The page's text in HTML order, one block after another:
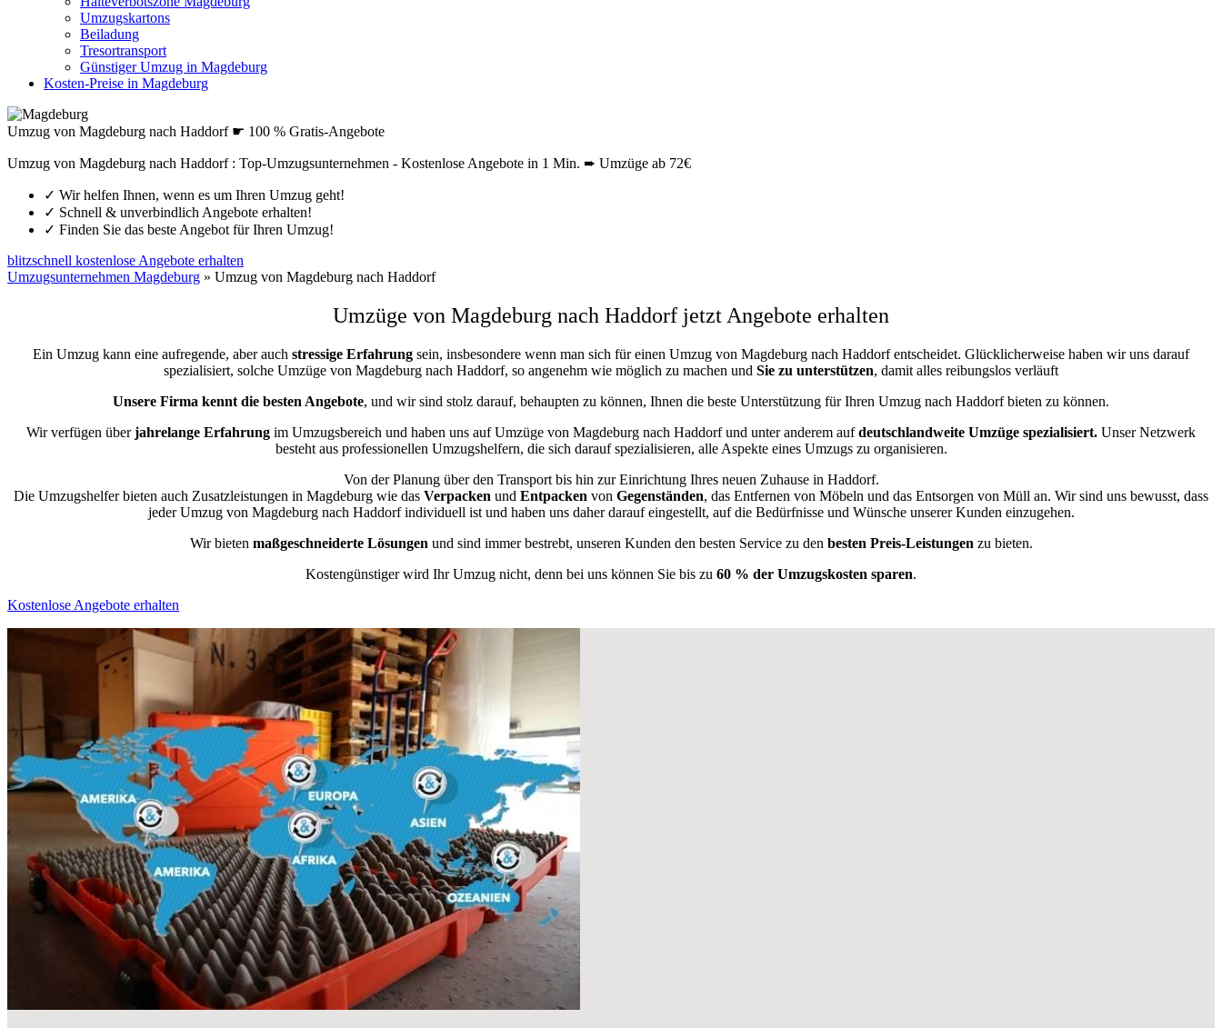
Umzugskartons
Beiladung
Tresortransport
Günstiger Umzug in Magdeburg
Kosten-Preise in Magdeburg
Umzug von Magdeburg nach Haddorf ☛ 100 % Gratis-Angebote
Umzug von Magdeburg nach Haddorf : Top-Umzugsunternehmen - Kostenlose Angebote in 1 Min. ➨ Umzüge ab 72€
✓ Wir helfen Ihnen, wenn es um Ihren Umzug geht!
✓ Schnell & unverbindlich Angebote erhalten!
✓ Finden Sie das beste Angebot für Ihren Umzug!
blitzschnell kostenlose Angebote erhalten
Umzugsunternehmen Magdeburg » Umzug von Magdeburg nach Haddorf
Umzüge von Magdeburg nach Haddorf jetzt Angebote erhalten
Ein Umzug kann eine aufregende, aber auch stressige Erfahrung sein, insbesondere wenn man sich für einen Umzug von Magdeburg nach Haddorf entscheidet. Glücklicherweise haben wir uns darauf
spezialisiert, solche Umzüge von Magdeburg nach Haddorf, so angenehm wie möglich zu machen und Sie zu unterstützen, damit alles reibungslos verläuft
Unsere Firma kennt die besten Angebote, und wir sind stolz darauf, behaupten zu können, Ihnen die beste Unterstützung für Ihren Umzug nach Haddorf bieten zu können.
Wir verfügen überjahrelange Erfahrung im Umzugsbereich und haben uns auf Umzüge von Magdeburg nach Haddorf und unter anderem aufdeutschlandweite Umzüge spezialisiert. Unser Netzwerk
besteht aus professionellen Umzugshelfern, die sich darauf spezialisieren, alle Aspekte eines Umzugs zu organisieren.
Von der Planung über den Transport bis hin zur Einrichtung Ihres neuen Zuhause in Haddorf.
Die Umzugshelfer bieten auch Zusatzleistungen in Magdeburg wie das Verpacken und Entpacken von Gegenständen, das Entfernen von Möbeln und das Entsorgen von Müll an. Wir sind uns bewusst, dass
jeder Umzug von Magdeburg nach Haddorf individuell ist und haben uns daher darauf eingestellt, auf die Bedürfnisse und Wünsche unserer Kunden einzugehen.
Wir bieten maßgeschneiderte Lösungen und sind immer bestrebt, unseren Kunden den besten Service zu den besten Preis-Leistungen zu bieten.
Kostengünstiger wird Ihr Umzug nicht, denn bei uns können Sie bis zu 60 % der Umzugskosten sparen.
Kostenlose Angebote erhalten